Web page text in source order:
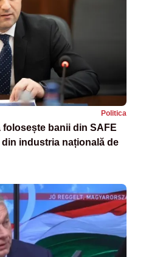
Politica
banii din SAFE
industria națională de